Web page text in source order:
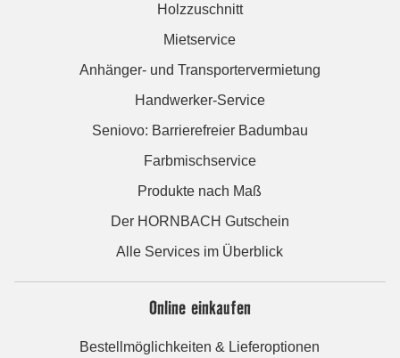
Holzzuschnitt
Mietservice
Anhänger- und Transportervermietung
Handwerker-Service
Seniovo: Barrierefreier Badumbau
Farbmischservice
Produkte nach Maß
Der HORNBACH Gutschein
Alle Services im Überblick
Online einkaufen
Bestellmöglichkeiten & Lieferoptionen